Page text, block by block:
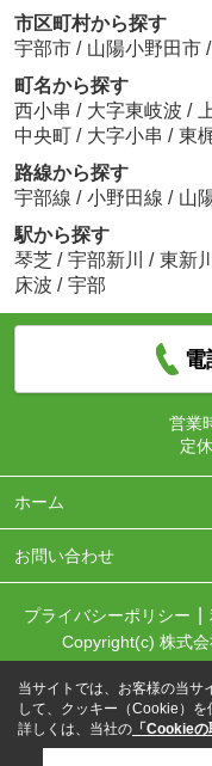
市区町村から探す
宇部市 / 山陽小野田市 /
町名から探す
西小串 / 大字東岐波 /
中央町 / 大字小串 / 東
路線から探す
宇部線 / 小野田線 / 山
駅から探す
琴芝 / 宇部新川 / 東新川
床波 / 宇部
電
営業
定
ホーム
お問い合わせ
プライバシーポリシー
Copyright(c) 株式
当サイトでは、お客様の当サ
して、クッキー（Cookie）を
詳しくは、当社の 「Cookie